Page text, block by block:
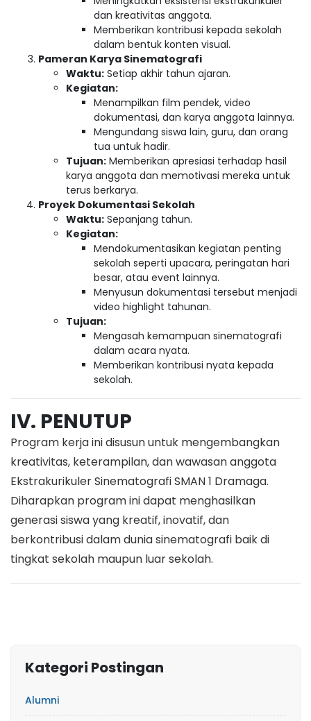
dan kreativitas anggota.
Memberikan kontribusi kepada sekolah
dalam bentuk konten visual.
Pameran Karya Sinematografi
Waktu: Setiap akhir tahun ajaran.
Kegiatan:
Menampilkan film pendek, video
dokumentasi, dan karya anggota lainnya.
Mengundang siswa lain, guru, dan orang
tua untuk hadir.
Tujuan: Memberikan apresiasi terhadap hasil
karya anggota dan memotivasi mereka untuk
terus berkarya.
Proyek Dokumentasi Sekolah
Waktu: Sepanjang tahun.
Kegiatan:
Mendokumentasikan kegiatan penting
sekolah seperti upacara, peringatan hari
besar, atau event lainnya.
Menyusun dokumentasi tersebut menjadi
video highlight tahunan.
Tujuan:
Mengasah kemampuan sinematografi
dalam acara nyata.
Memberikan kontribusi nyata kepada
sekolah.
IV. PENUTUP
Program kerja ini disusun untuk mengembangkan
kreativitas, keterampilan, dan wawasan anggota
Ekstrakurikuler Sinematografi SMAN 1 Dramaga.
Diharapkan program ini dapat menghasilkan
generasi siswa yang kreatif, inovatif, dan
berkontribusi dalam dunia sinematografi baik di
tingkat sekolah maupun luar sekolah.
Kategori Postingan
Alumni